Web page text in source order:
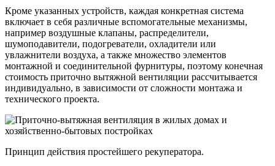
Кроме указанных устройств, каждая конкретная система
включает в себя различные вспомогательные механизмы,
например воздушные клапаны, распределители,
шумоподавители, подогреватели, охладители или
увлажнители воздуха, а также множество элементов
монтажной и соединительной фурнитуры, поэтому конечная
стоимость приточно вытяжной вентиляции рассчитывается
индивидуально, в зависимости от сложности монтажа и
технического проекта.
Принцип действия простейшего рекуператора.